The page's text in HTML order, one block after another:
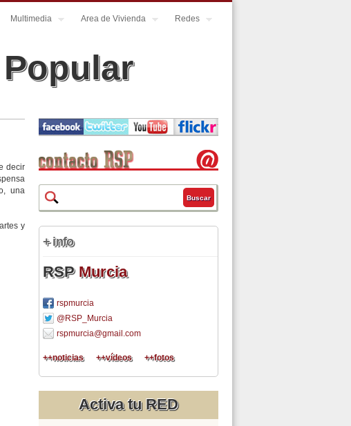
Multimedia Area de Vivienda Redes
decir
una
y
Formulario de búsqueda
Buscar
+ info
RSP Murcia
rspmurcia
@RSP_Murcia
rspmurcia@gmail.com
++noticias ++vídeos ++fotos
Activa tu RED